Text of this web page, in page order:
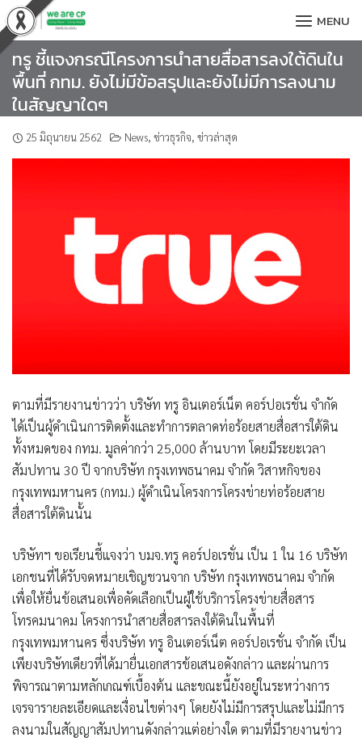
Skip
to
content
MENU
ทรู ชี้แจงกรณีโครงการนำสายสื่อสารลงใต้ดินใน
พื้นที่ กทม. ยังไม่มีข้อสรุปและยังไม่มีการลงนาม
ในสัญญาใดๆ
25 มิถุนายน 2562 News, ข่าวธุรกิจ, ข่าวล่าสุด
ตามที่มีรายงานข่าวว่า บริษัท ทรู อินเตอร์เน็ต คอร์ปอเรชั่น จำกัด
ได้เป็นผู้ดำเนินการติดตั้งและทำการตลาดท่อร้อยสายสื่อสารใต้ดิน
ทั้งหมดของ กทม. มูลค่ากว่า 25,000 ล้านบาท โดยมีระยะเวลา
สัมปทาน 30 ปี จากบริษัท กรุงเทพธนาคม จำกัด วิสาหกิจของ
กรุงเทพมหานคร (กทม.) ผู้ดำเนินโครงการโครงข่ายท่อร้อยสาย
สื่อสารใต้ดินนั้น
บริษัทฯ ขอเรียนชี้แจงว่า บมจ.ทรู คอร์ปอเรชั่น เป็น 1 ใน 16 บริษัท
เอกชนที่ได้รับจดหมายเชิญชวนจาก บริษัท กรุงเทพธนาคม จำกัด
เพื่อให้ยื่นข้อเสนอเพื่อคัดเลือกเป็นผู้ใช้บริการโครงข่ายสื่อสาร
โทรคมนาคม โครงการนำสายสื่อสารลงใต้ดินในพื้นที่
กรุงเทพมหานคร ซึ่งบริษัท ทรู อินเตอร์เน็ต คอร์ปอเรชั่น จำกัด เป็น
เพียงบริษัทเดียวที่ได้มายื่นเอกสารข้อเสนอดังกล่าว และผ่านการ
พิจารณาตามหลักเกณฑ์เบื้องต้น และขณะนี้ยังอยู่ในระหว่างการ
เจรจารายละเอียดและเงื่อนไขต่างๆ โดยยังไม่มีการสรุปและไม่มีการ
ลงนามในสัญญาสัมปทานดังกล่าวแต่อย่างใด ตามที่มีรายงานข่าว